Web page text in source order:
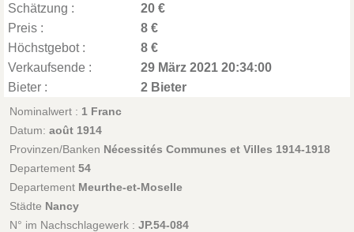
Schätzung :
20 €
Preis :
8 €
Höchstgebot :
8 €
Verkaufsende :
29 März 2021 20:34:00
Bieter :
2 Bieter
Nominalwert : 1 Franc
Datum: août 1914
Provinzen/Banken Nécessités Communes et Villes 1914-1918
Departement 54
Departement Meurthe-et-Moselle
Städte Nancy
N° im Nachschlagewerk : JP.54-084